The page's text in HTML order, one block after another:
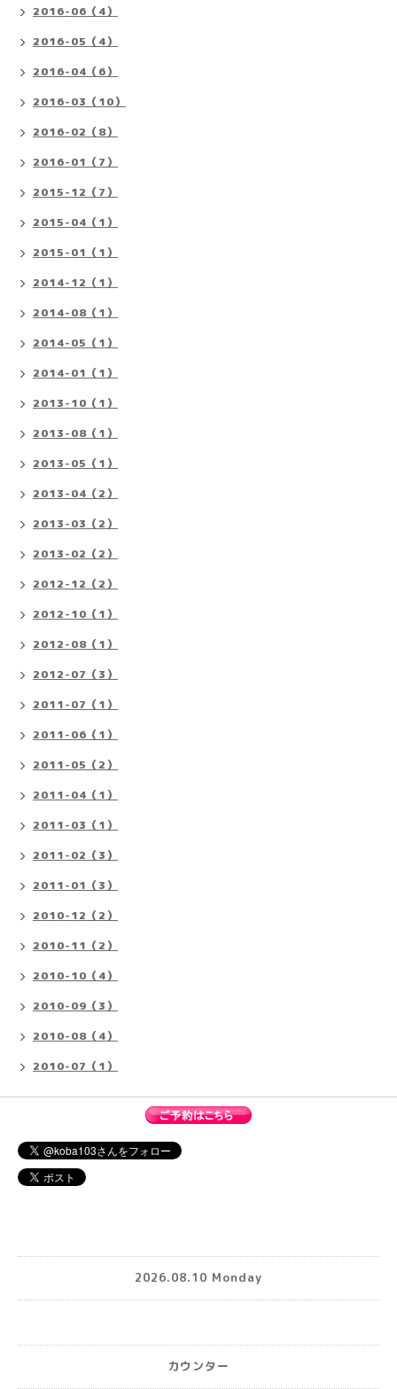
2016-06（4）
2016-05（4）
2016-04（6）
2016-03（10）
2016-02（8）
2016-01（7）
2015-12（7）
2015-04（1）
2015-01（1）
2014-12（1）
2014-08（1）
2014-05（1）
2014-01（1）
2013-10（1）
2013-08（1）
2013-05（1）
2013-04（2）
2013-03（2）
2013-02（2）
2012-12（2）
2012-10（1）
2012-08（1）
2012-07（3）
2011-07（1）
2011-06（1）
2011-05（2）
2011-04（1）
2011-03（1）
2011-02（3）
2011-01（3）
2010-12（2）
2010-11（2）
2010-10（4）
2010-09（3）
2010-08（4）
2010-07（1）
2026.08.10 Monday
カウンター